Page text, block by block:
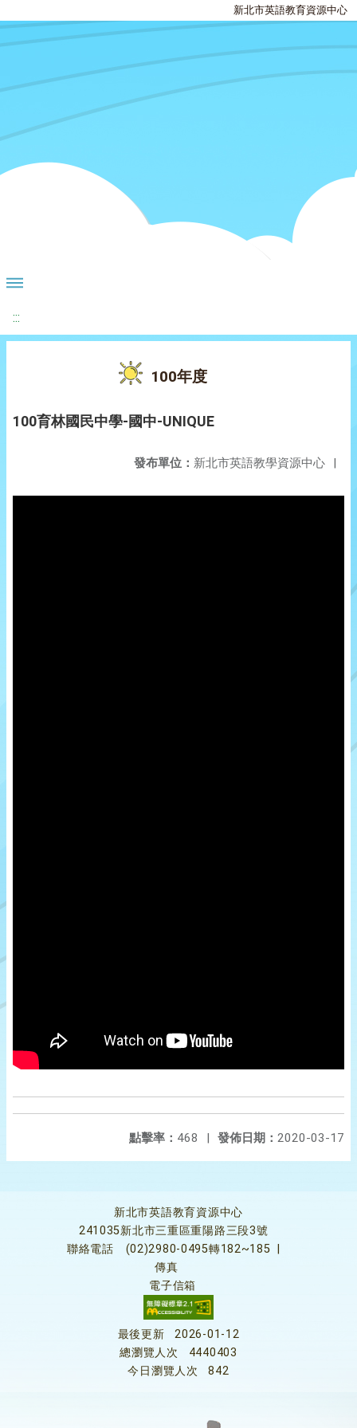
新北市英語教育資源中心
:::
100年度
100育林國民中學-國中-UNIQUE
發布單位： 新北市英語教學資源中心 |
發佈日期： 2020-03-17
點擊率： 468 |
新北市英語教育資源中心
241035新北市三重區重陽路三段3號
聯絡電話
(02)2980-0495轉182~185
傳真
電子信箱
最後更新
2026-01-12
總瀏覽人次
4440403
今日瀏覽人次
842